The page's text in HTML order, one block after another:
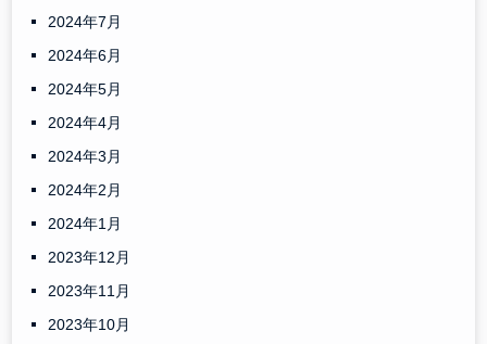
2024年7月
2024年6月
2024年5月
2024年4月
2024年3月
2024年2月
2024年1月
2023年12月
2023年11月
2023年10月